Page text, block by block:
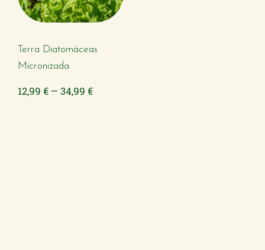
Terra Diatomáceas
Micronizada
12,99 € — 34,99 €